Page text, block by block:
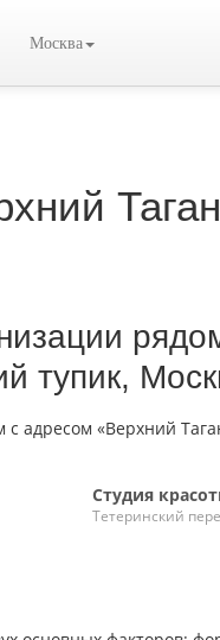
Москва
тупик,
Студия
Тетеринский